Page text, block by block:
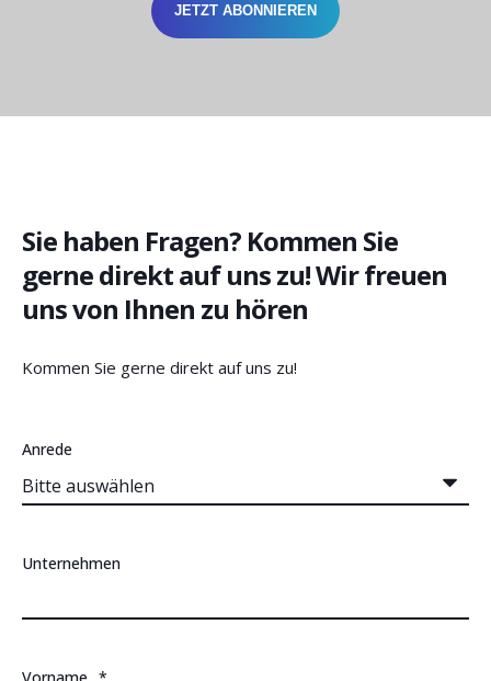
JETZT ABONNIEREN
Sie haben Fragen? Kommen Sie
gerne direkt auf uns zu! Wir freuen
uns von Ihnen zu hören
Kommen Sie gerne direkt auf uns zu!
Anrede
Unternehmen